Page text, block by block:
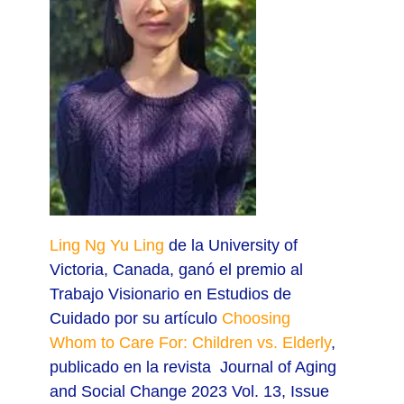
Ling Ng Yu Ling de la University of
Victoria, Canada, ganó el premio al
Trabajo Visionario en Estudios de
Cuidado por su artículo Choosing
Whom to Care For: Children vs. Elderly,
publicado en la revista Journal of Aging
and Social Change 2023 Vol. 13, Issue